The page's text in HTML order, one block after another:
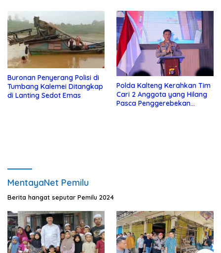
Buronan Penyerang Polisi di
Tumbang Kalemei Ditangkap
di Lanting Sedot Emas
Polda Kalteng Kerahkan Tim
Cari 2 Anggota yang Hilang
Pasca Penggerebekan
MentayaNet Pemilu
Berita hangat seputar Pemilu 2024